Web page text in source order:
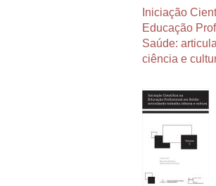
Iniciação
Educação
Saúde:
ciência e